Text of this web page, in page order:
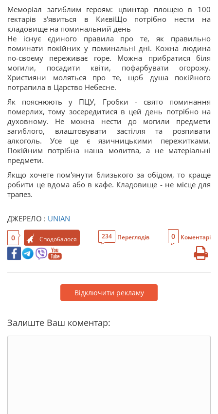
Меморіал загиблим героям: цвинтар площею в 100
гектарів з'явиться в КиєвіЩо потрібно нести на
кладовище на поминальний день
Не існує єдиного правила про те, як правильно
поминати покійних у поминальні дні. Кожна людина
по-своєму переживає горе. Можна прибратися біля
могили, посадити квіти, пофарбувати огорожу.
Християни моляться про те, щоб душа покійного
потрапила в Царство Небесне.
Як пояснюють у ПЦУ, Гробки - свято поминання
померлих, тому зосередитися в цей день потрібно на
духовному. Не можна нести до могили предмети
загиблого, влаштовувати застілля та розпивати
алкоголь. Усе це є язичницькими пережитками.
Покійним потрібна наша молитва, а не матеріальні
предмети.
Якщо хочете пом'янути близького за обідом, то краще
робити це вдома або в кафе. Кладовище - не місце для
трапез.
ДЖЕРЕЛО : UNIAN
0 Сподобалося 234 Переглядів 0 Коментарі
Відключити рекламу
Залиште Ваш коментар: